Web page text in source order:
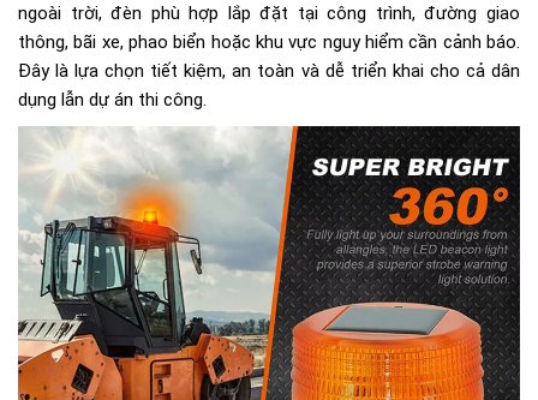
ngoài trời, đèn phù hợp lắp đặt tại công trình, đường giao
thông, bãi xe, phao biển hoặc khu vực nguy hiểm cần cảnh báo.
Đây là lựa chọn tiết kiệm, an toàn và dễ triển khai cho cả dân
dụng lẫn dự án thi công.